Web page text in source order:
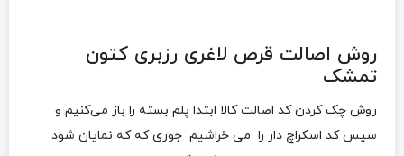
روش اصالت قرص لاغری رزبری کتون
تمشک
روش چک کردن کد اصالت کالا ابتدا پلم بسته را باز می‌کنیم و
سپس کد اسکراچ دار را می خراشیم جوری که که نمایان شود